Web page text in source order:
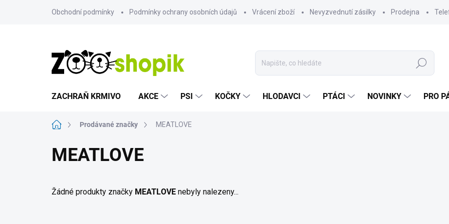
Obchodní podmínky Podmínky ochrany osobních údajů Vrácení zboží Nevyzvednutí zásilky Prodejna
Hledat
ZACHRAŇ KRMIVO AKCE PSI KOČKY HLODAVCI PTÁCI NOVINKY PRO
Domů Prodávané značky MEATLOVE
MEATLOVE
Žádné produkty značky MEATLOVE nebyly nalezeny...